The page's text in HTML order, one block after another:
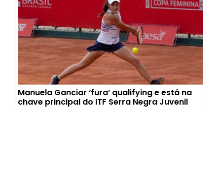
Manuela Ganciar ‘fura’ qualifying e está na
chave principal do ITF Serra Negra Juvenil